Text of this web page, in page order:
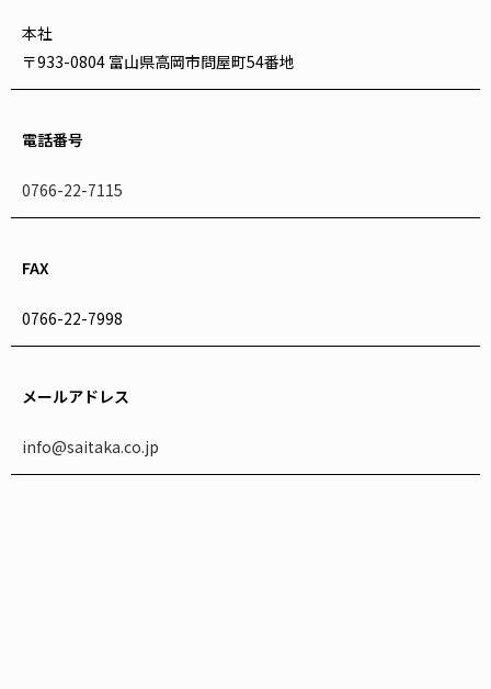
本社
〒933-0804 富山県高岡市問屋町54番地
電話番号
0766-22-7115
FAX
0766-22-7998
メールアドレス
info@saitaka.co.jp